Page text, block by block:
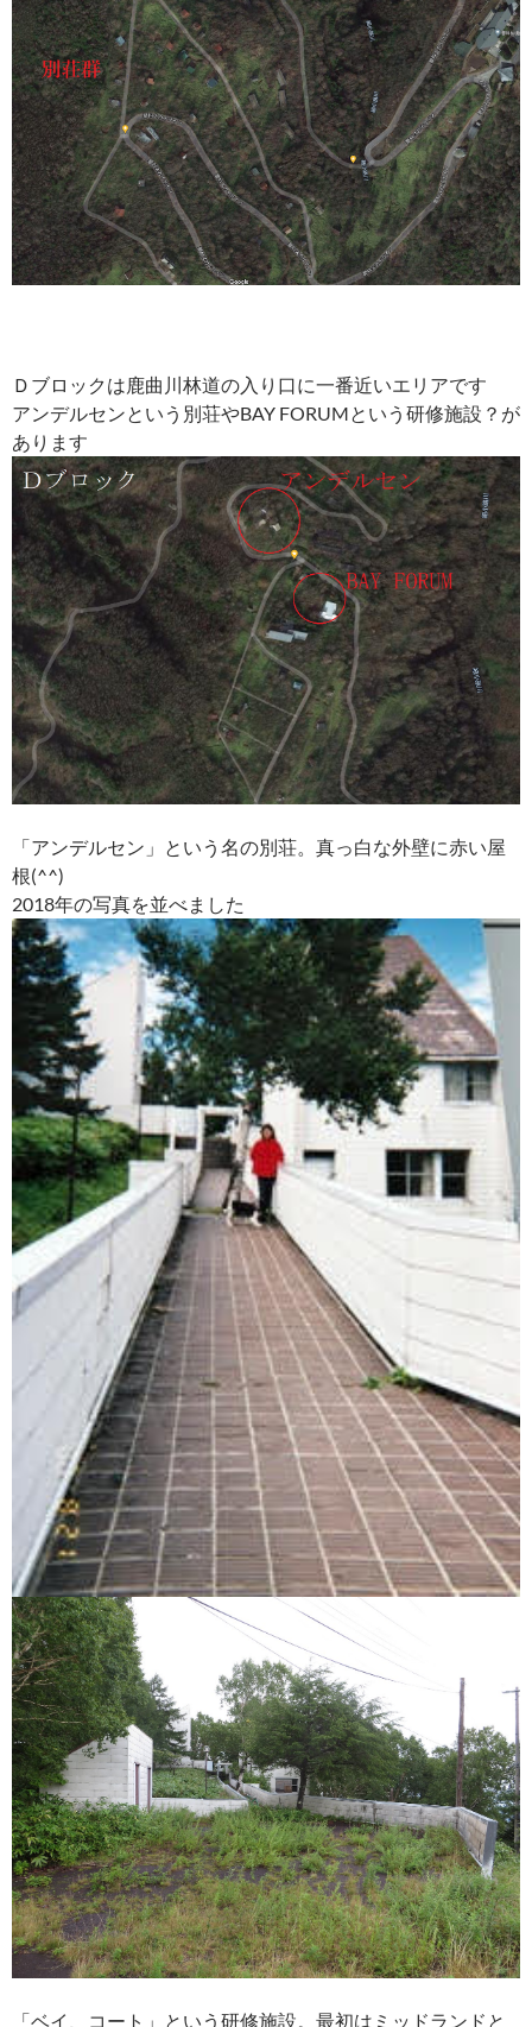
Ｄブロックは鹿曲川林道の入り口に一番近いエリアです
アンデルセンという別荘やBAY FORUMという研修施設？が
あります
「アンデルセン」という名の別荘。 真っ白な外壁に赤い屋
根(^^)
2018年の写真を並べました
「ベイ、コート」という研修施設。最初はミッドランドと